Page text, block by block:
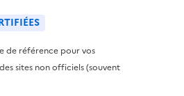
de référence pour vos
sites non officiels (souvent